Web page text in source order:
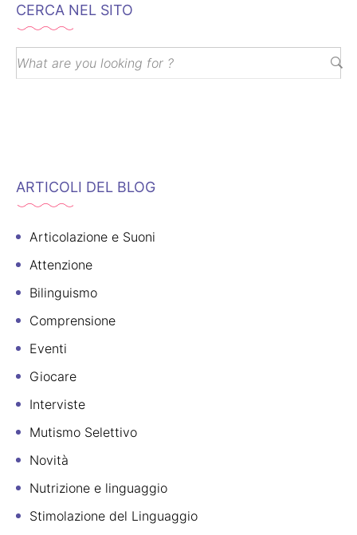
CERCA NEL SITO
ARTICOLI DEL BLOG
Articolazione e Suoni
Attenzione
Bilinguismo
Comprensione
Eventi
Giocare
Interviste
Mutismo Selettivo
Novità
Nutrizione e linguaggio
Stimolazione del Linguaggio